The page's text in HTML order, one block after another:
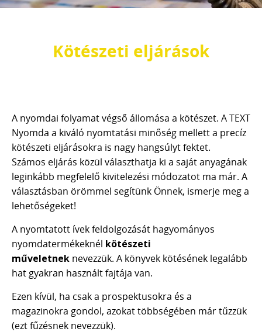
Kötészeti eljárások
A nyomdai folyamat végső állomása a kötészet. A TEXT
Nyomda a kiváló nyomtatási minőség mellett a precíz
kötészeti eljárásokra is nagy hangsúlyt fektet.
Számos eljárás közül választhatja ki a saját anyagának
leginkább megfelelő kivitelezési módozatot ma már. A
választásban örömmel segítünk Önnek, ismerje meg a
lehetőségeket!
A nyomtatott ívek feldolgozását hagyományos
nyomdatermékeknél kötészeti
műveletnek nevezzük. A könyvek kötésének legalább
hat gyakran használt fajtája van.
Ezen kívül, ha csak a prospektusokra és a
magazinokra gondol, azokat többségében már tűzzük
(ezt fűzésnek nevezzük).